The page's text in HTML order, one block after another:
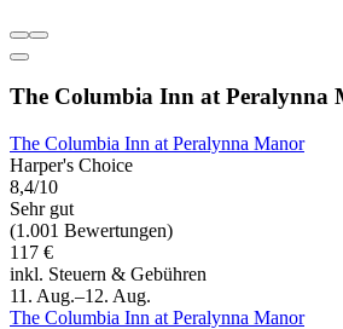
The Columbia Inn at Peralynna
The Columbia Inn at Peralynna Manor
Harper's Choice
8,4/10
Sehr gut
(1.001 Bewertungen)
117 €
inkl. Steuern & Gebühren
11. Aug.–12. Aug.
The Columbia Inn at Peralynna Manor